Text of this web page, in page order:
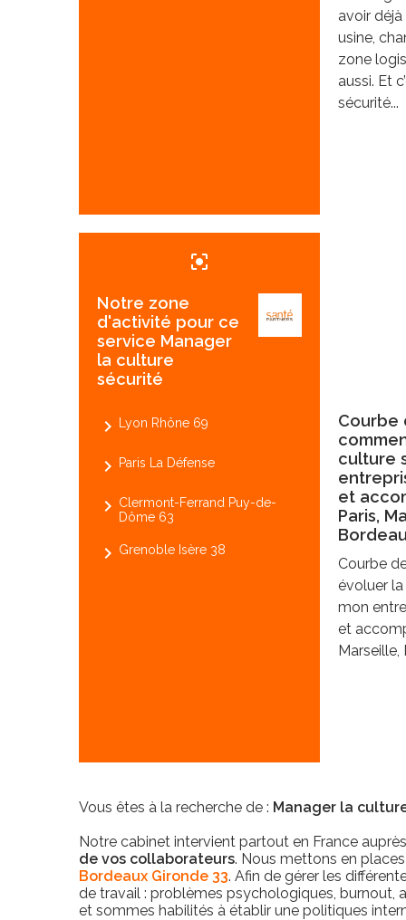
avoir
usine,
zone
aussi. Et
sécurité...
center_focus_strong
Notre zone
d'activité pour ce
service Manager
la culture
sécurité
navigate_next Lyon Rhône 69
navigate_next Paris La Défense
navigate_next Clermont-Ferrand Puy-de-
Dôme 63
navigate_next Grenoble Isère 38
Courbe
culture
et
Paris,
Courbe
évoluer
mon
et
Marseille,
Vous êtes à la recherche de : Manager la
Notre cabinet intervient partout en France
de vos collaborateurs. Nous mettons en
Bordeaux Gironde 33. Afin de gérer les
de travail : problèmes psychologiques, burnout,
et sommes habilités à établir une politiques